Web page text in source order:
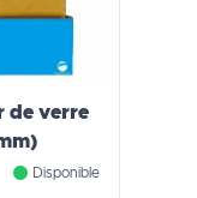
de verre
Disponible